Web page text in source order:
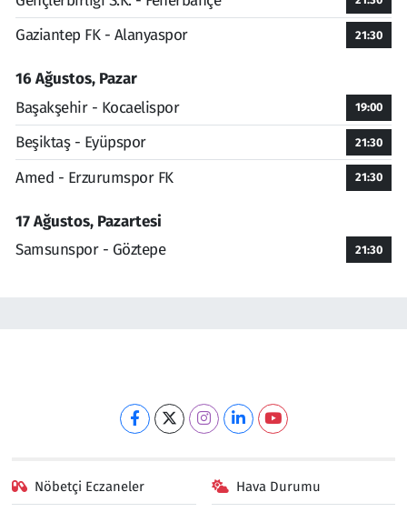
Gaziantep FK - Alanyaspor 21:30
16 Ağustos, Pazar
Başakşehir - Kocaelispor
19:00
Beşiktaş - Eyüpspor 21:30
Amed - Erzurumspor FK 21:30
17 Ağustos, Pazartesi
Samsunspor - Göztepe
21:30
Nöbetçi Eczaneler Hava Durumu